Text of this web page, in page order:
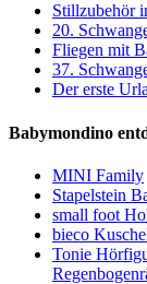
Stillzubehör
20.
Fliegen mit
37.
Der erste
Babymondino
MINI Family
Stapelstein
small foot
bieco
Tonie